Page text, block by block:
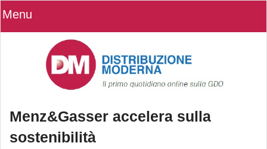
Menu
Menz&Gasser accelera sulla
sostenibilità